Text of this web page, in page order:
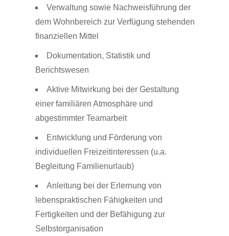
Verwaltung sowie Nachweisführung der
dem Wohnbereich zur Verfügung stehenden
finanziellen Mittel
Dokumentation, Statistik und
Berichtswesen
Aktive Mitwirkung bei der Gestaltung
einer familiären Atmosphäre und
abgestimmter Teamarbeit
Entwicklung und Förderung von
individuellen Freizeitinteressen (u.a.
Begleitung Familienurlaub)
Anleitung bei der Erlernung von
lebenspraktischen Fähigkeiten und
Fertigkeiten und der Befähigung zur
Selbstorganisation